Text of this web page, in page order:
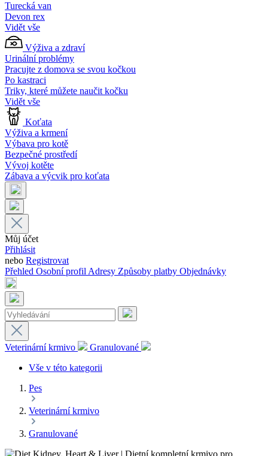
Turecká van
Devon rex
Vidět vše
Výživa a zdraví
Urinální problémy
Pracujte z domova se svou kočkou
Po kastraci
Triky, které můžete naučit kočku
Vidět vše
Koťata
Výživa a krmení
Výbava pro kotě
Bezpečné prostředí
Vývoj kotěte
Zábava a výcvik pro koťata
Můj účet
Přihlásit
nebo Registrovat
Přehled Osobní profilAdresy Způsoby platby Objednávky
Veterinární krmivo
Granulované
Vše v této kategorii
Pes
Veterinární krmivo
Granulované